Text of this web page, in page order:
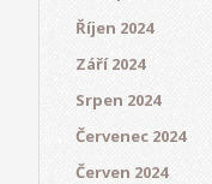
Říjen 2024
Září 2024
Srpen 2024
Červenec 2024
Červen 2024